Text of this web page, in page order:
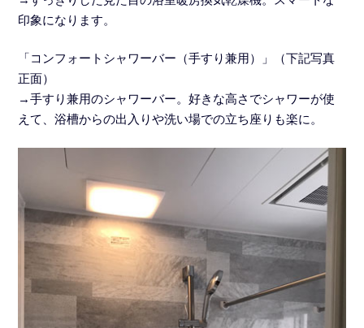
印象になります。
「コンフォートシャワーバー（手すり兼用）」（下記写真
正面）
→手すり兼用のシャワーバー。好きな高さでシャワーが使
えて、浴槽からの出入りや洗い場での立ち座りも楽に。